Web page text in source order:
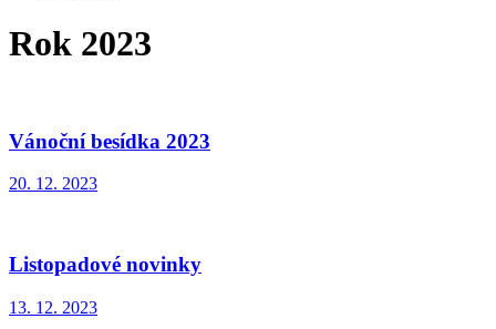
Rok 2023
Vánoční besídka 2023
20. 12. 2023
Listopadové novinky
13. 12. 2023